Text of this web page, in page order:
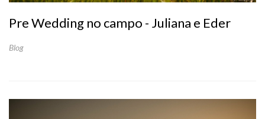
Pre Wedding no campo - Juliana e Eder
Blog